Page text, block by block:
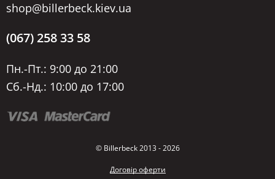
shop@billerbeck.kiev.ua
(067) 258 33 58
Пн.-Пт.: 9:00 до 21:00
Сб.-Нд.: 10:00 до 17:00
© Billerbeck 2013 - 2026
Договір оферти